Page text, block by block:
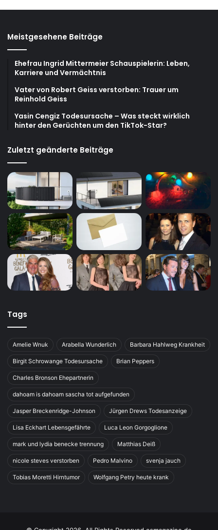
Meistgesehene Beiträge
Ehefrau Ingrid Mittermeier Schauspielerin: Leben,
Karriere und Vermächtnis
Vater von Robert Geiss verstorben: Trauer um
Reinhold Geiss
Yasin Cengiz Todesursache – Was steckt wirklich
hinter den Gerüchten um den TikTok-Star?
Zuletzt geänderte Beiträge
Tags
Amelie Wnuk Arabella Wunderlich Barbara Hahlweg Krankheit
Birgit Schrowange Todesursache Brian Peppers
Charles Bronson Ehepartnerin
dahoam is dahoam sascha tot aufgefunden
Jasper Breckenridge-Johnson Jürgen Drews Todesanzeige
Lisa Eckhart Lebensgefährte Luca Leon Gorgoglione
mark und lydia benecke trennung Matthias Deiß
nicole steves verstorben Pedro Malvino svenja jauch
Tobias Moretti Hirntumor Wolfgang Petry heute krank